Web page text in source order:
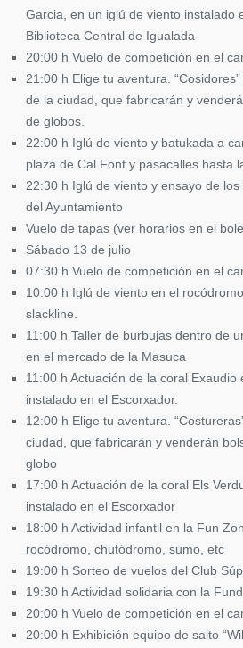
Garcia, en un iglú de viento instalado
Biblioteca Central de Igualada
20:00 h Vuelo de competición en el
21:00 h Elige tu aventura.
de la ciudad, que fabricarán y
de globos.
22:00 h Iglú de viento y batukada a
plaza de Cal Font y pasacalles hasta
22:30 h Iglú de viento y ensayo de
del Ayuntamiento
Vuelo de tapas (ver horarios en el
Sábado 13 de julio
07:30 h Vuelo de competición en el
10:00 h Iglú de viento en el
slackline.
11:00 h Taller de burbujas dentro de
en el mercado de la Masuca
11:00 h Actuación de la coral Exaudio
instalado en el Escorxador.
12:00 h Elige tu aventura.
ciudad, que fabricarán y venderán
globo
17:00 h Actuación de la coral Els
instalado en el Escorxador
18:00 h Actividad infantil en la Fun
rocódromo, chutódromo, sumo, etc
19:00 h Sorteo de vuelos del Club
19:30 h Actividad solidaria con la
20:00 h Vuelo de competición en el
20:00 h Exhibición equipo de salto